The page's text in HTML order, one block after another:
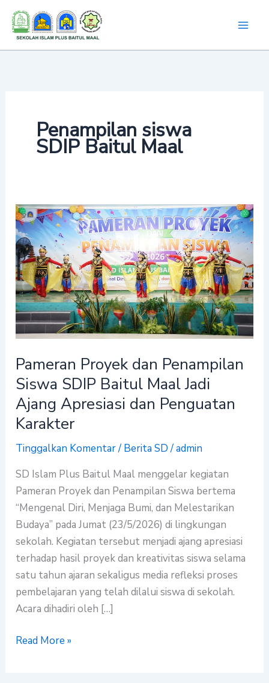
Lewati
konten
Penampilan siswa
SDIP Baitul Maal
Pameran Proyek dan Penampilan
Siswa SDIP Baitul Maal Jadi
Ajang Apresiasi dan Penguatan
Karakter
Tinggalkan Komentar/ Berita SD/admin
SD Islam Plus Baitul Maal menggelar kegiatan
Pameran Proyek dan Penampilan Siswa bertema
“Mengenal Diri, Menjaga Bumi, dan Melestarikan
Budaya” pada Jumat (23/5/2026) di lingkungan
sekolah. Kegiatan tersebut menjadi ajang apresiasi
terhadap hasil proyek dan kreativitas siswa selama
satu tahun ajaran sekaligus media refleksi proses
pembelajaran yang telah dilalui siswa di sekolah.
Acara dihadiri oleh […]
Pameran
Proyek
dan
Penampilan
Siswa
SDIP
Baitul
Maal
Ajang
Apresiasi
dan
Penguatan
Karakter
Read More »